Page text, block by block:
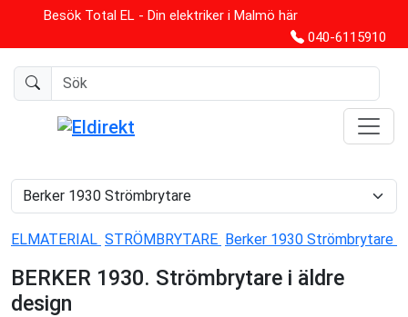
Besök Total EL - Din elektriker i Malmö här
040-6115910
ELMATERIAL STRÖMBRYTARE Berker 1930 Strömbrytare
BERKER 1930. Strömbrytare i äldre
design